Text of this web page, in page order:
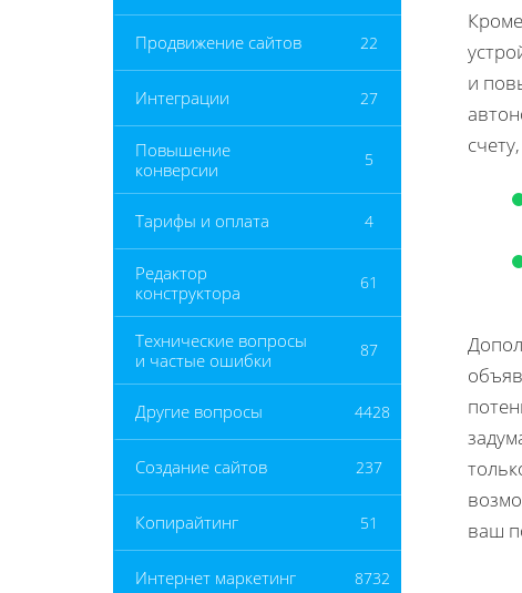
Продвижение сайтов 22
Интеграции 27
Повышение
конверсии
5
Тарифы и оплата 4
Редактор
конструктора
61
Технические вопросы
и частые ошибки
87
Другие вопросы 4428
Создание сайтов 237
Копирайтинг 51
Интернет маркетинг 8732
и
ваш